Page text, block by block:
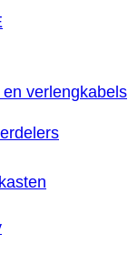
verlengkabels